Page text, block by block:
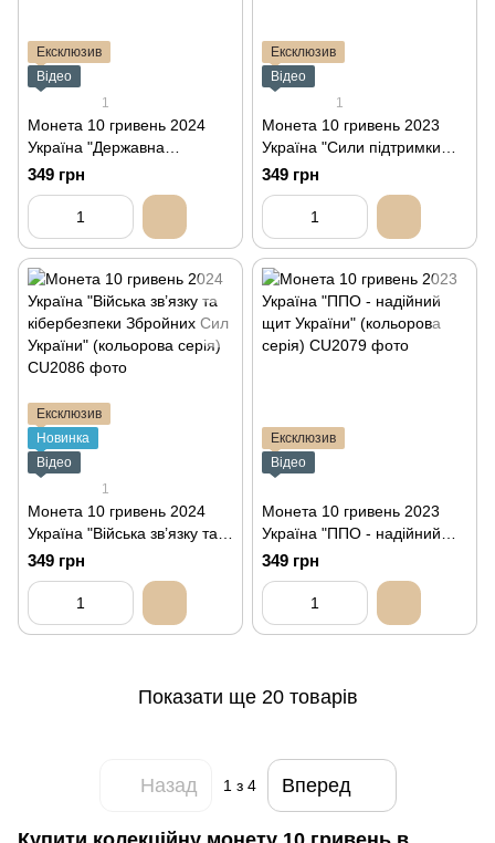
Ексклюзив
Відео
1
Монета 10 гривень 2024
Україна "Державна
спеціальна служба
транспорту" (кольорова
349 грн
Ексклюзив
Відео
1
Монета 10 гривень 2023
Україна "Сили підтримки
Збройних Сил України"
(кольорова серія)
349 грн
Ексклюзив
Новинка
Відео
1
Монета 10 гривень 2024
Україна "Війська зв’язку та
кібербезпеки Збройних Сил
України" (кольорова серія)
349 грн
Ексклюзив
Відео
Монета 10 гривень 2023
Україна "ППО - надійний
щит України" (кольорова
серія)
349 грн
Показати ще 20 товарів
Назад 1 з 4 Вперед